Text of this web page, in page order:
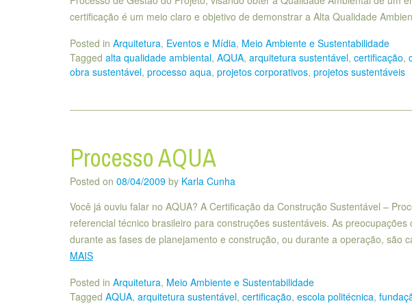
certificação é um meio claro e objetivo de demonstrar a Alta Qualidade
Posted in Arquitetura, Eventos e Mídia, Meio Ambiente e Sustentabilidade
Tagged alta qualidade ambiental, AQUA, arquitetura sustentável, certificação,
obra sustentável, processo aqua, projetos corporativos, projetos sustentáveis
Processo AQUA
Posted on 08/04/2009 by Karla Cunha
Você já ouviu falar no AQUA? A Certificação da Construção Sustentável –
referencial técnico brasileiro para construções sustentáveis. As
durante as fases de planejamento e construção, ou durante a operação, são
MAIS
Posted in Arquitetura, Meio Ambiente e Sustentabilidade
Tagged AQUA, arquitetura sustentável, certificação, escola politécnica,